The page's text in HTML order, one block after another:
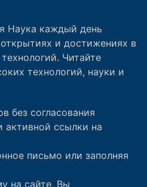
Наука каждый день
и достижениях в
Читайте
технологий, науки и
без согласования
активной ссылки на
письмо или заполняя
на сайте, Вы